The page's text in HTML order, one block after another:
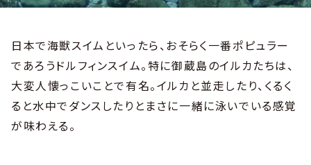
日本で海獣スイムといったら、おそらく一番ポピュラー
であろうドルフィンスイム。特に御蔵島のイルカたちは、
大変人懐っこいことで有名。イルカと並走したり、くるく
ると水中でダンスしたりとまさに一緒に泳いでいる感覚
が味わえる。